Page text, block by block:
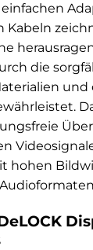
die
und
hohen